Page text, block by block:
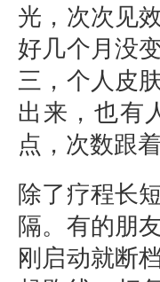
光，次次见
好几个月没
三，个人皮
出来，也有
点，次数跟着
除了疗程长
隔。有的朋
刚启动就断